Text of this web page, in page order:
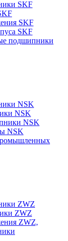
SKF
SKF
SKF
подшипники
NSK
NSK
NSK
NSK
ZWZ
ZWZ
ZWZ,